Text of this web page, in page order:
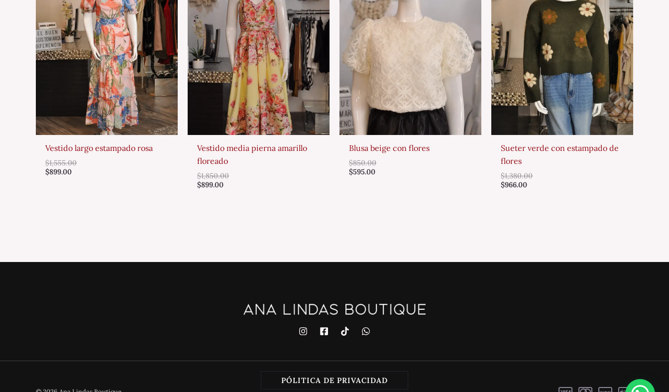
Vestido largo estampado rosa
$1,555.00
$899.00
Vestido media pierna amarillo
floreado
$1,850.00
$899.00
Blusa beige con flores
$850.00
$595.00
Sueter verde con estampado de
flores
$1,380.00
$966.00
PÓLITICA DE PRIVACIDAD